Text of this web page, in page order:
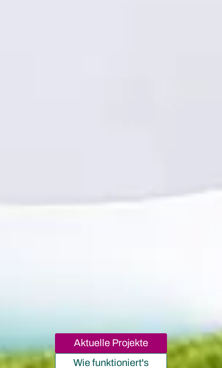
Aktuelle Projekte
Wie funktioniert's